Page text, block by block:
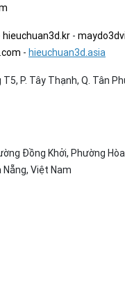
hieuchuan3d.kr-
- hieuchuan3d.asia
P. Tây Thạnh, Q. Tân
Đồng Khởi, Phường
Việt Nam